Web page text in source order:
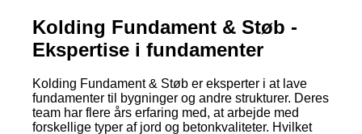
Kolding Fundament & Støb -
Ekspertise i fundamenter
Kolding Fundament & Støb er eksperter i at lave
fundamenter til bygninger og andre strukturer. Deres
team har flere års erfaring med, at arbejde med
forskellige typer af jord og betonkvaliteter. Hvilket